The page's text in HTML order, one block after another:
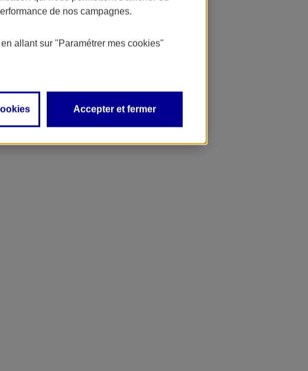
de nos campagnes.
allant sur "Paramétrer mes cookies"
Accepter et fermer